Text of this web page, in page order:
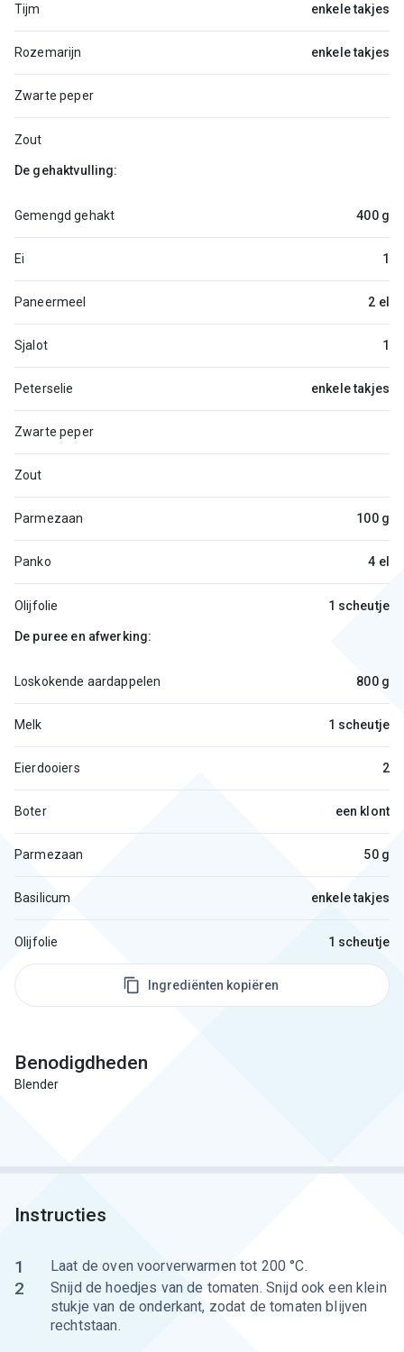
Tijm enkele takjes
Rozemarijn enkele takjes
Zwarte peper
Zout
De gehaktvulling:
Gemengd gehakt 400 g
Ei 1
Paneermeel 2 el
Sjalot 1
Peterselie enkele takjes
Zwarte peper
Zout
Parmezaan 100 g
Panko 4 el
Olijfolie 1 scheutje
De puree en afwerking:
Loskokende aardappelen 800 g
Melk 1 scheutje
Eierdooiers 2
Boter een klont
Parmezaan 50 g
Basilicum enkele takjes
Olijfolie 1 scheutje
Ingrediënten kopiëren
Benodigdheden
Blender
Instructies
1 Laat de oven voorverwarmen tot 200 °C.
2
Snijd de hoedjes van de tomaten. Snijd ook een klein
stukje van de onderkant, zodat de tomaten blijven
rechtstaan.